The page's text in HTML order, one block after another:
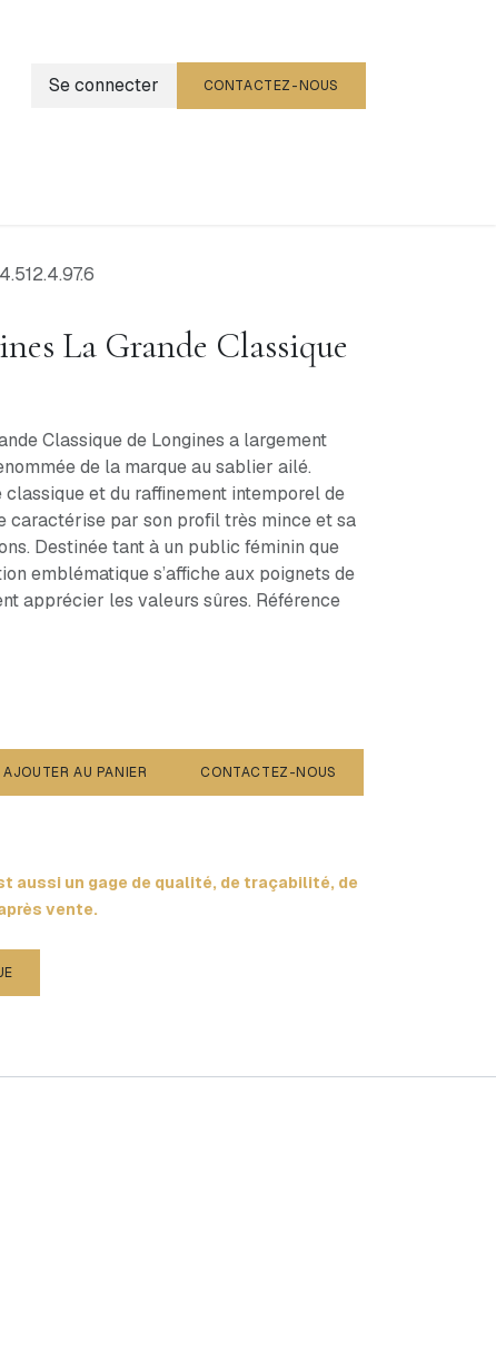
Se connecter CONTACTEZ-NOUS
La Grande Classique
Classique de Longines a largement
de la marque au sablier ailé.
classique et du raffinement intemporel de
caractérise par son profil très mince et sa
Destinée tant à un public féminin que
emblématique s’affiche aux poignets de
apprécier les valeurs sûres. Référence
AJOUTER AU PANIER CONTACTEZ-NOUS
aussi un gage de qualité, de traçabilité, de
vente.